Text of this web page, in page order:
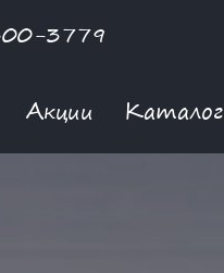
3779
Акции Каталог